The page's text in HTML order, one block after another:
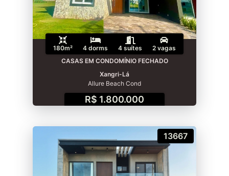
180m² 4 dorms 4 suítes
2 vagas
CASAS EM CONDOMÍNIO FECHADO
Xangri-Lá
Allure Beach Cond
R$ 1.800.000
13667